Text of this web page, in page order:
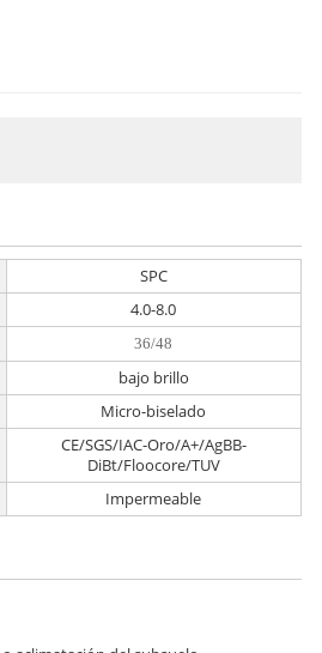
SPC
4.0-8.0
36/48
bajo brillo
Micro-biselado
CE/SGS/IAC-Oro/A+/AgBB-
DiBt/Floocore/TUV
Impermeable